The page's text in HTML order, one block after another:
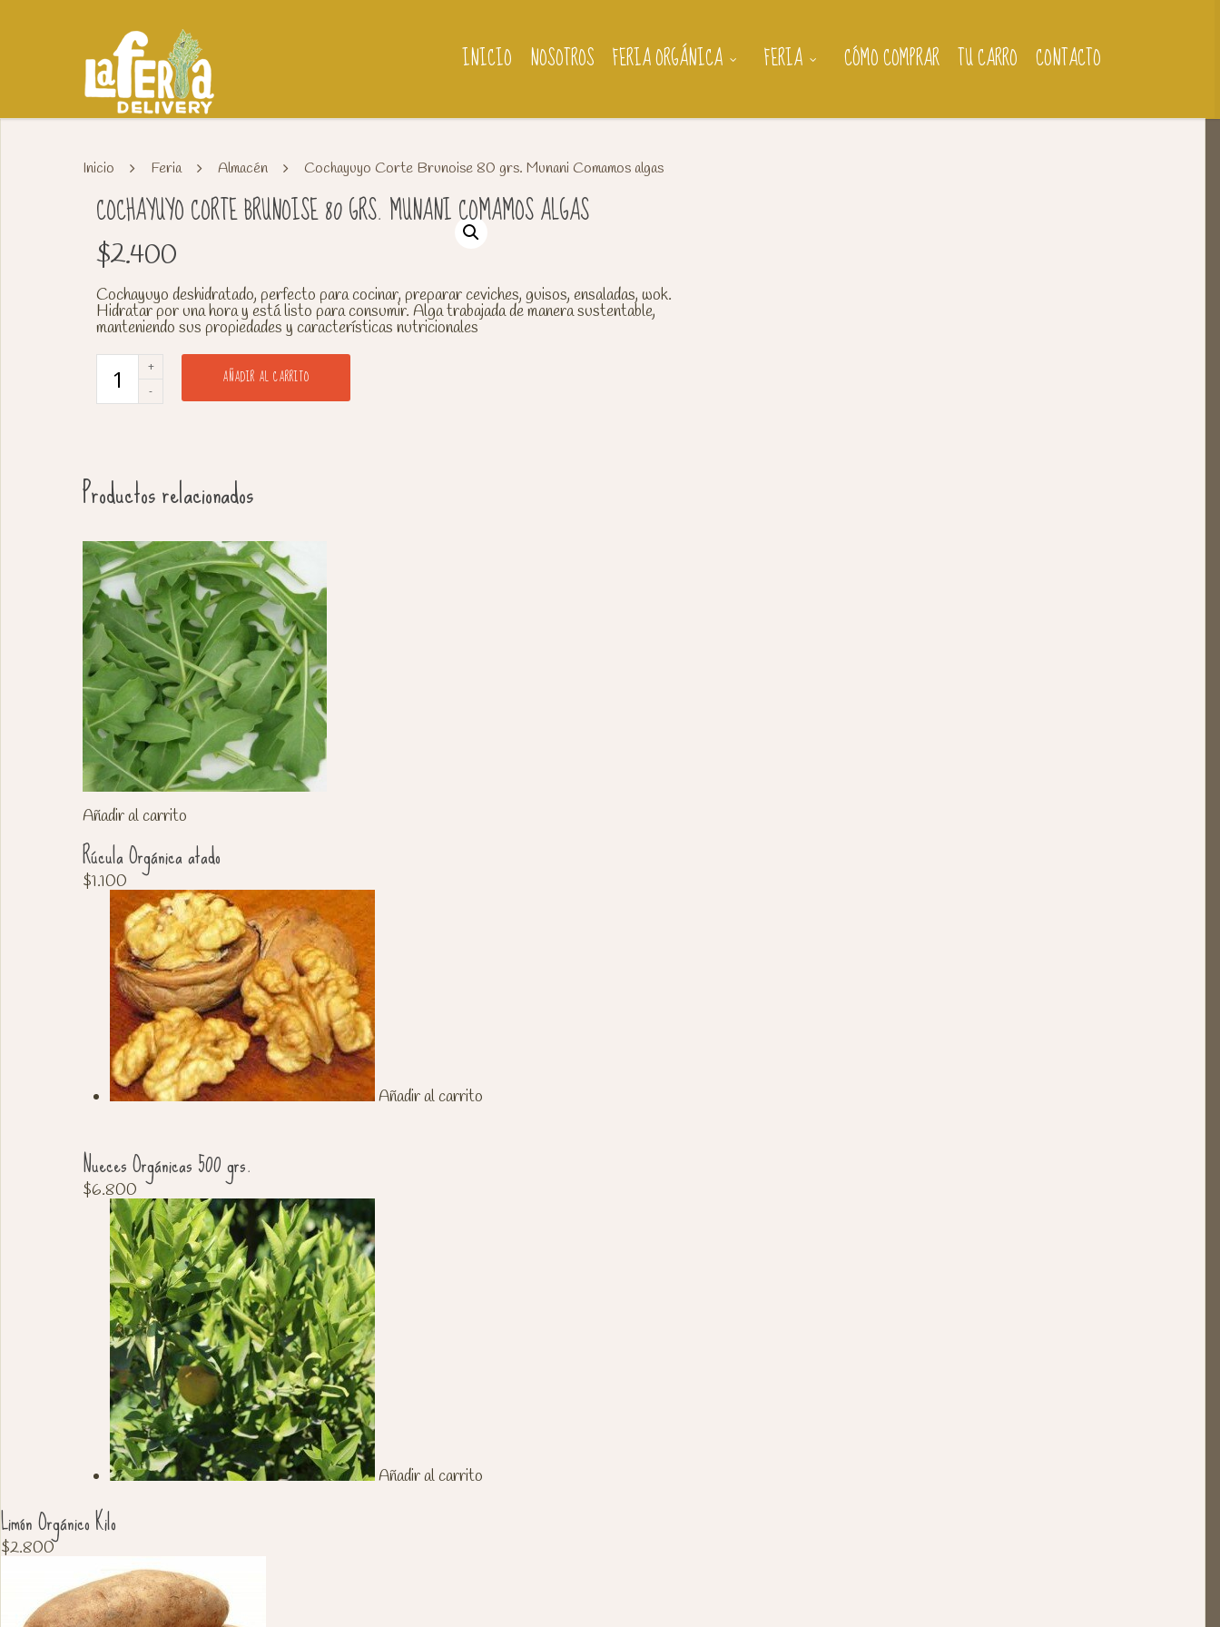
INICIO NOSOTROS FERIA ORGÁNICA FERIA CÓMO COMPRAR TU CARRO CONTACTO
Inicio Feria Almacén Cochayuyo Corte Brunoise 80 grs. Munani Comamos algas
COCHAYUYO CORTE BRUNOISE 80 GRS. MUNANI COMAMOS ALGAS
$2.400
Cochayuyo deshidratado, perfecto para cocinar, preparar ceviches, guisos, ensaladas, wok.
Hidratar por una hora y está listo para consumir. Alga trabajada de manera sustentable,
manteniendo sus propiedades y características nutricionales
AÑADIR AL CARRITO
Productos relacionados
Añadir al carrito
Rúcula Orgánica atado
$1.100
Añadir al carrito
Nueces Orgánicas 500 grs.
$6.800
Añadir al carrito
Limón Orgánico Kilo
$2.800